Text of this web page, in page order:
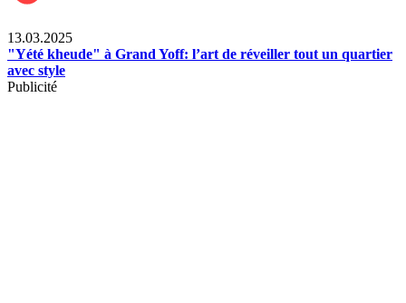
13.03.2025
"Yété kheude" à Grand Yoff: l’art de réveiller tout un quartier
avec style
Publicité